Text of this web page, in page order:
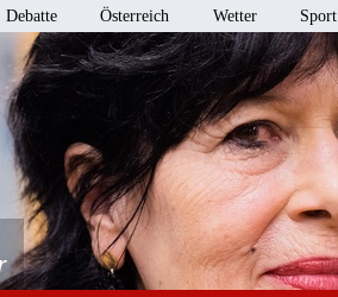
Debatte Österreich Wetter Sport